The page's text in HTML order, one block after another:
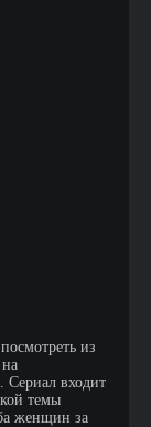
из
Сериал входит
темы
женщин за